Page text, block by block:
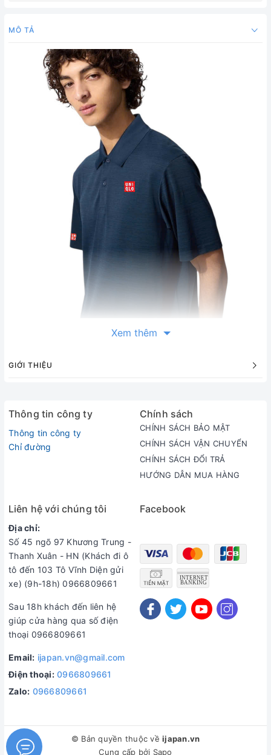
MÔ TẢ
Bộ phông Uniqlo phối kết hợp màu hiện đại thời trang. Với
công nghệ Dry - Ex thấm hút mồ hôi và làm khô siêu tốc cho
cơ thể luôn khô ráo thoáng mát. Được các vận động viên thế
100%.
Facebook: Hàng nhật tốt- ijapan
Quần Áo Thể Thao Tennis chính hãng uniqIo
Quần áo thi đấu là sản phẩm đặc biệt được thiết kế từ chất
Xem thêm
GIỚI THIỆU
Thông tin công ty
Thông tin công ty
Chỉ đường
Chính sách
CHÍNH SÁCH BẢO MẬT
CHÍNH SÁCH VẬN CHUYỂN
CHÍNH SÁCH ĐỔI TRẢ
HƯỚNG DẪN MUA HÀNG
Liên hệ với chúng tôi
Địa chỉ:
Số 45 ngõ 97 Khương Trung -
Thanh Xuân - HN (Khách đi ô
tô đến 103 Tô Vĩnh Diện gửi
xe) (9h-18h) 0966809661
Sau 18h khách đến liên hệ
giúp cửa hàng qua số điện
thoại 0966809661
Email: ijapan.vn@gmail.com
Điện thoại: 0966809661
Zalo: 0966809661
Facebook
© Bản quyền thuộc về ijapan.vn
Cung cấp bởi Sapo